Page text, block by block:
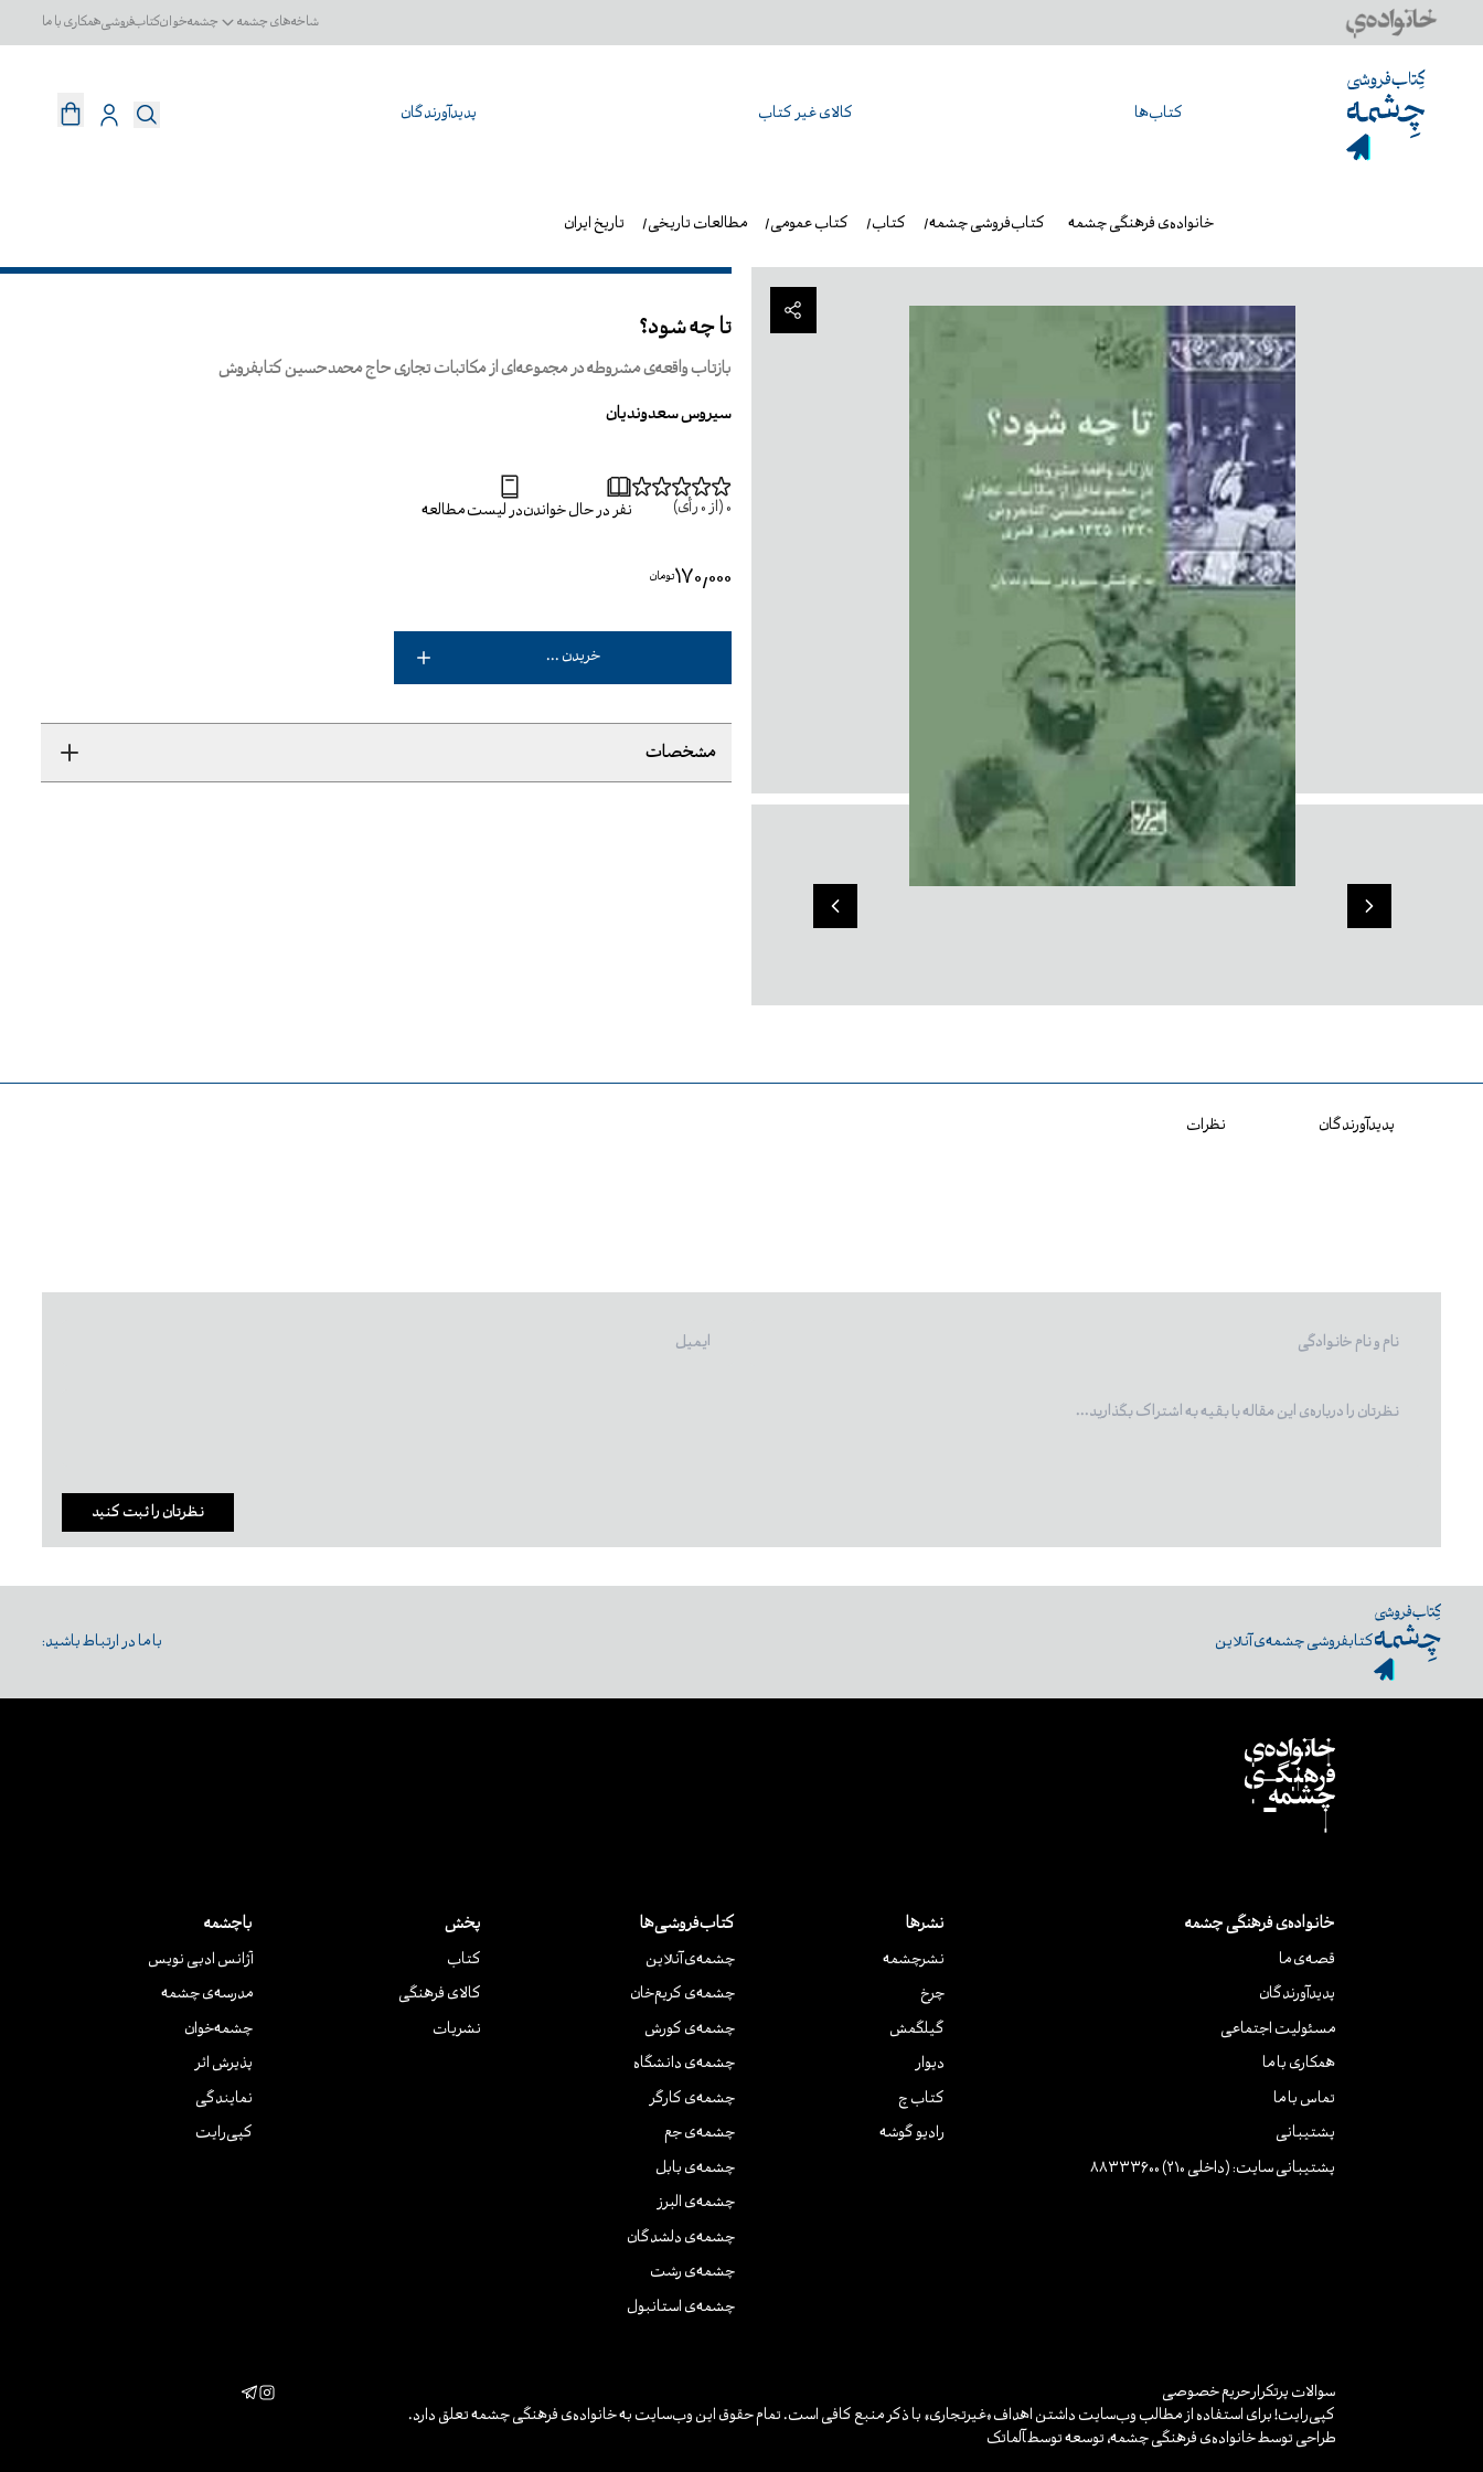
شاخه‌های چشمه چشمه‌خوانکتاب‌فروشیهمکاری با ما
کتاب‌ها کالای غیر کتاب پدیدآورندگان
تاریخ ایران مطالعات تاریخی کتاب عمومی کتاب کتاب‌فروشی چشمه خانواده‌ی فرهنگی چشمه
تا چه شود؟
بازتاب واقعه‌ی مشروطه در مجموعه‌ای از مکاتبات تجاری حاج محمدحسین کتابفروش
سیروس سعدوندیان
0 (از 0 رأی) نفر در حال خواندندر لیست مطالعه
۱۷۰٬۰۰۰تومان
خریدن ...
مشخصات
پدیدآورندگان نظرات
نظرتان را ثبت کنید
کتابفروشی چشمه‌ی آنلاین با ما در ارتباط باشید:
خانواده‌ی فرهنگی چشمه
قصه‌ی ما
پدیدآورندگان
مسئولیت اجتماعی
همکاری با ما
تماس با ما
پشتیبانی
پشتیبانی سایت: (داخلی 210) 88333600
نشرها
نشر‌چشمه
چرخ
گیلگمش
دیوار
کتاب چ
رادیو گوشه
کتاب‌فروشی‌ها
چشمه‌ی آنلاین
چشمه‌ی کریم‌خان
چشمه‌ی کورش
چشمه‌ی دانشگاه
چشمه‌ی کارگر
چشمه‌ی جم
چشمه‌ی بابل
چشمه‌ی البرز
چشمه‌ی دلشدگان
چشمه‌ی رشت
چشمه‌ی استانبول
پخش
کتاب
کالای فرهنگی
نشریات
باچشمه
آژانس ادبی نویس
مدرسه‌ی چشمه
چشمه‌خوان
پذیرش اثر
نمایندگی
کپی‌رایت
سوالات پرتکرارحریم خصوصی
کپی‌رایت! برای استفاده از مطالب وب‌سایت داشتن اهداف «غیرتجاری» با ذکر منبع کافی است. تمام حقوق این وب‌سایت به خانواده‌ی فرهنگی چشمه تعلق دارد.
طراحی توسط خانواده‌ی فرهنگی چشمه، توسعه توسط آلماتک